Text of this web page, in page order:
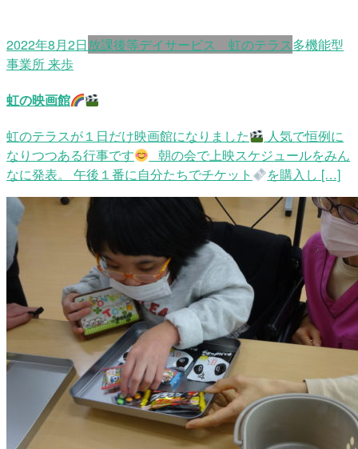
2022年8月2日放課後等デイサービス 虹のテラス多機能型
事業所 来歩
虹の映画館
虹のテラスが１日だけ映画館になりました
人気で恒例に
なりつつある行事です
朝の会で上映スケジュールをみん
なに発表。 午後１番に自分たちでチケット
を購入し […]